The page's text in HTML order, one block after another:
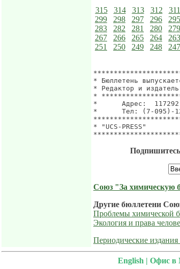
315
314 313 312 311
299
298 297 296 295
283
282 281 280 279
267
266 265 264 263
251
250 249 248 247
* Бюллетень
* Редактор и
*
*      Адрес:
*      Тел: (7-095)-
* "UCS-PRESS"
Союз "За химическую
Другие бюллетени
Проблемы химической
Экология и права
Периодические
English | Офис в